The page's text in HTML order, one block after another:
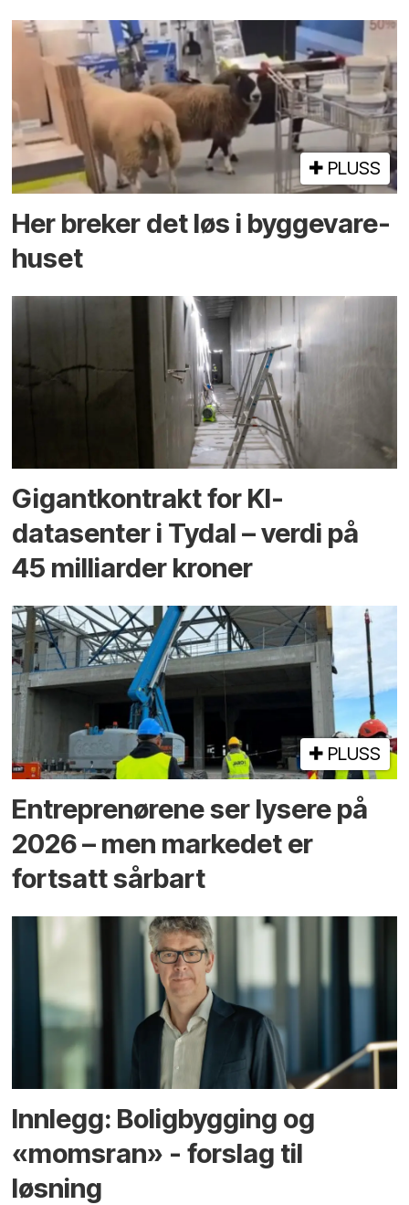
PLUSS
Her breker det løs i bygge­vare­
huset
Gigantkontrakt for KI-
datasenter i Tydal – verdi på
45 milliarder kroner
PLUSS
Entreprenørene ser lysere på
2026 – men markedet er
fortsatt sårbart
Innlegg: Boligbygging og
«momsran» - forslag til
løsning